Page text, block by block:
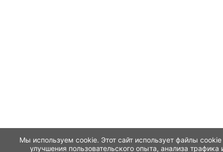
Мы используем cookie. Этот сайт использует файлы cookie
улучшения пользовательского опыта, анализа трафика